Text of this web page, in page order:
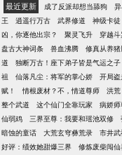
最近更新 成了反派却想当舔狗
王
逍遥行万古 武界修道 神级卡徒
凶，你逐他出宗？
聚灵飞升 穿越
盘古大神词条
兽血沸腾 修真从养
道
独断万古！座下弟子皆是气运之子
祖
仙落凡尘：将军的掌心娇 开局
赋！
情根废材？不，情道尊师 洪荒
整个武道
这个仙门全靠玩家 病娇师
仙弱鸡
三界至尊：我要和瑶池双修
暗蚀的童话
大荒玄穹彝荒录 市井
好评：绩效她甜爆三界
修炼废柴闯